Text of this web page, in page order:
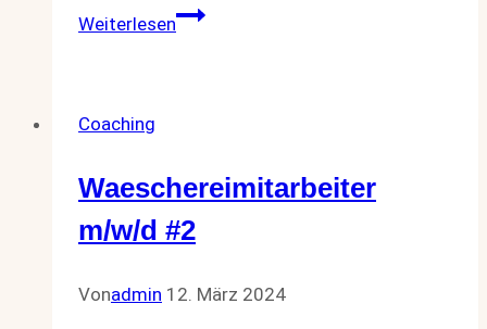
WeiterlesenWomen
Coaching
Waeschereimitarbeiter
m/w/d #2
Vonadmin 12. März 2024